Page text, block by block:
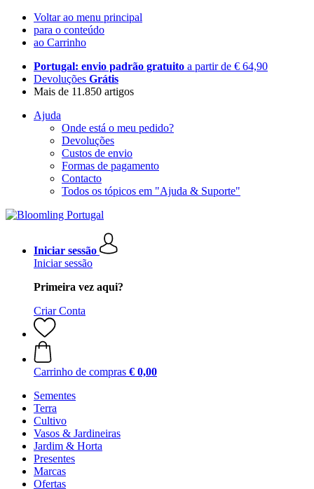
Voltar ao menu principal
para o conteúdo
ao Carrinho
Portugal: envio padrão gratuito a partir de € 64,90
Devoluções Grátis
Mais de 11.850 artigos
Ajuda
Onde está o meu pedido?
Devoluções
Custos de envio
Formas de pagamento
Contacto
Todos os tópicos em "Ajuda & Suporte"
Iniciar sessão
Iniciar sessão
Primeira vez aqui?
Criar Conta
Carrinho de compras € 0,00
Sementes
Terra
Cultivo
Vasos & Jardineiras
Jardim & Horta
Presentes
Marcas
Ofertas